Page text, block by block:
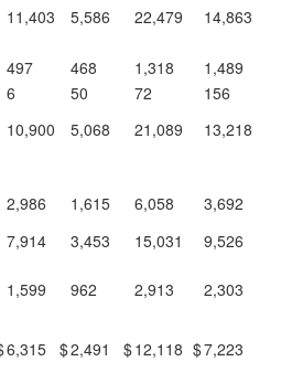
11,403 5,586 22,479 14,863
497 468 1,318
1,489
6 50 72
156
10,900 5,068 21,089 13,218
2,986 1,615 6,058
3,692
7,914 3,453 15,031
9,526
1,599 962 2,913 2,303
6,315 $2,491 $12,118 $7,223